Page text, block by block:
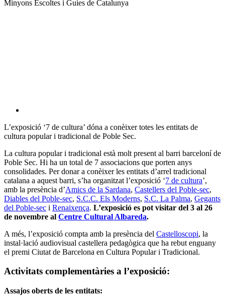
socials
Minyons Escoltes i Guies de Catalunya
L’exposició ‘7 de cultura’ dóna a conèixer totes les entitats de
cultura popular i tradicional de Poble Sec.
La cultura popular i tradicional està molt present al barri barceloní de
Poble Sec. Hi ha un total de 7 associacions que porten anys
consolidades. Per donar a conèixer les entitats d’arrel tradicional
catalana a aquest barri, s’ha organitzat l’exposició ‘7 de cultura’,
amb la presència d’Amics de la Sardana, Castellers del Poble-sec,
Diables del Poble-sec, S.C.C. Els Moderns, S.C. La Palma, Gegants
del Poble-sec i Renaixença. L’exposició es pot visitar del 3 al 26
de novembre al Centre Cultural Albareda.
A més, l’exposició compta amb la presència del Castelloscopi, la
instal·lació audiovisual castellera pedagògica que ha rebut enguany
el premi Ciutat de Barcelona en Cultura Popular i Tradicional.
Activitats complementàries a l’exposició:
Assajos oberts de les entitats: